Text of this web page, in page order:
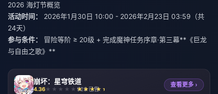
2026 海灯节概览
活动时间：
2026年1月30日 10:00 - 2026年2月23日 03:59（共
24天）
参与条件：
冒险等阶 ≥ 20级 + 完成魔神任务序章·第三幕**《巨龙
与自由之歌》**
崩坏：星穹铁道
4.36 928 已售
查看更多 ›